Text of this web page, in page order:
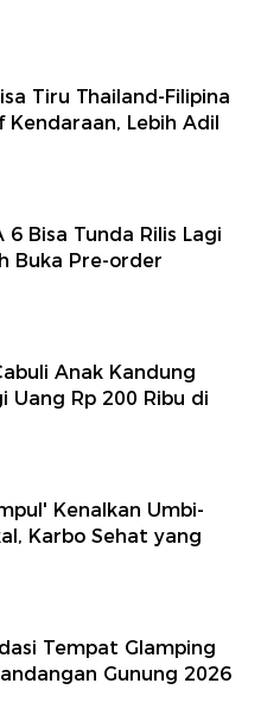
Tiru Thailand-Filipina
Kendaraan, Lebih Adil
6 Bisa Tunda Rilis Lagi
Buka Pre-order
Anak Kandung
Uang Rp 200 Ribu di
Kenalkan Umbi-
Karbo Sehat yang
Tempat Glamping
Gunung 2026